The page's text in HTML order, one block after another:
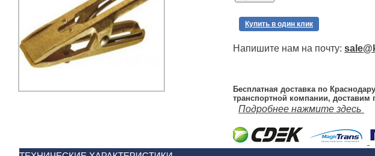
Купить в один клик
Напишите нам на почту:
Бесплатная доставка по
транспортной компании,
Подробнее нажмите здесь